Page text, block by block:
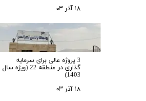
۱۸ آذر ۰۳
3 پروژه عالی برای سرمایه
گذاری در منطقه 22 (ویژه سال
1403)
۱۸ آذر ۰۳